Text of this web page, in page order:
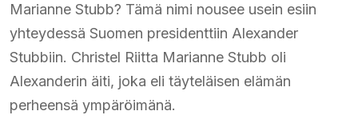
Marianne Stubb? Tämä nimi nousee usein esiin
yhteydessä Suomen presidenttiin Alexander
Stubbiin. Christel Riitta Marianne Stubb oli
Alexanderin äiti, joka eli täyteläisen elämän
perheensä ympäröimänä.